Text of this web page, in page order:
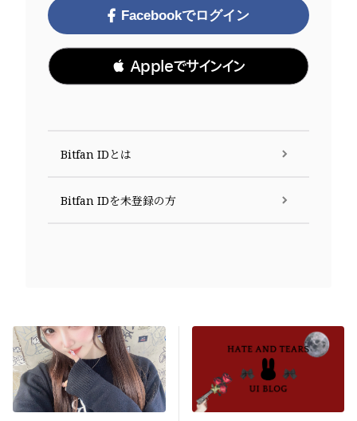
Facebookでログイン
 Appleでサインイン
Bitfan IDとは
Bitfan IDを未登録の方